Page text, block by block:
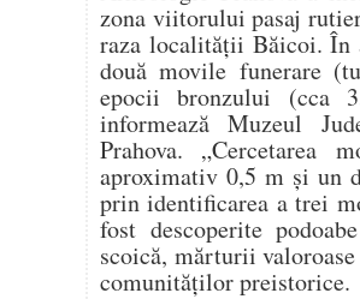
zona viitorului pasaj
raza localității Băicoi. În
două movile funerare
epocii bronzului (cca
informează Muzeul
Prahova.
aproximativ 0,5 m și un
prin identificarea a trei
fost descoperite
scoică, mărturii
comunităților preistorice.